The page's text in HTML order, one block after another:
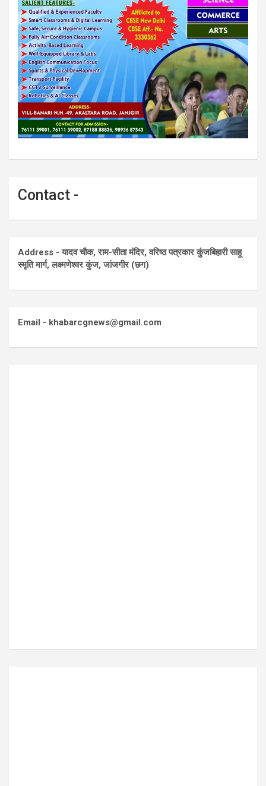
Contact -
Address - यादव चौक, राम-सीता मंदिर, वरिष्ठ पत्रकार कुंजबिहारी साहू
स्मृति मार्ग, लक्ष्मणेश्वर कुंज, जांजगीर (छग)
Email - khabarcgnews@gmail.com